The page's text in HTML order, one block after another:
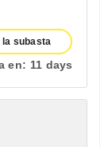
la subasta
en: 11 days